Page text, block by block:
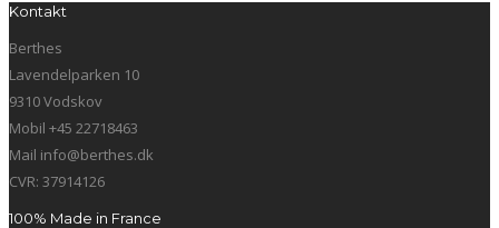
Kontakt
Berthes
Lavendelparken 10
9310 Vodskov
Mobil +45 22718463
Mail info@berthes.dk
CVR: 37914126
100% Made in France